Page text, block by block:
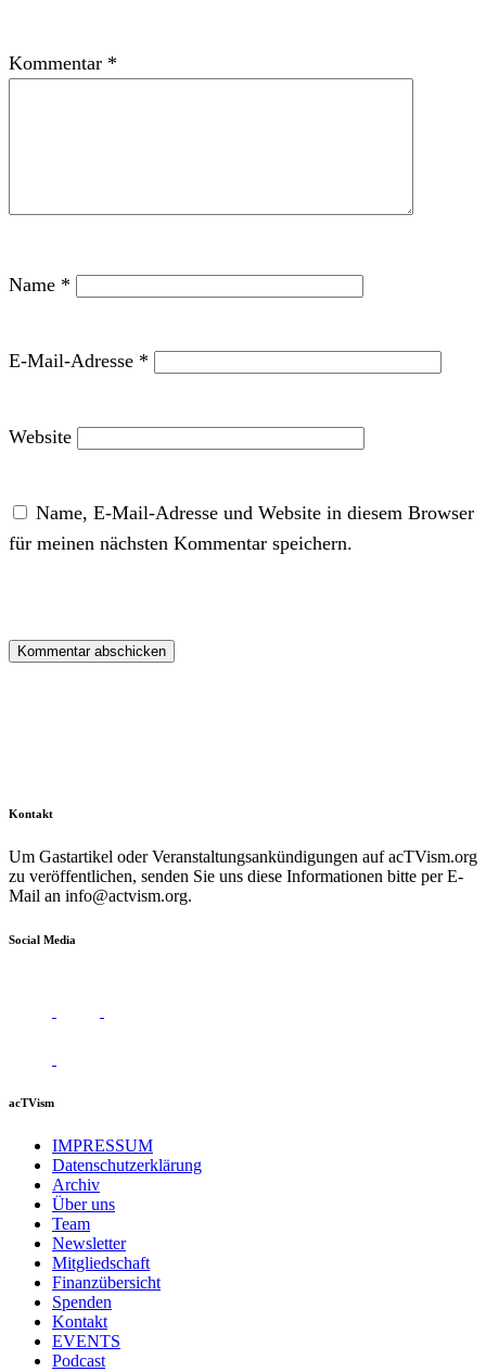
Kommentar *
Name *
E-Mail-Adresse *
Website
Name, E-Mail-Adresse und Website in diesem Browser
für meinen nächsten Kommentar speichern.
Kontakt
Um Gastartikel oder Veranstaltungsankündigungen auf acTVism.org
zu veröffentlichen, senden Sie uns diese Informationen bitte per E-
Mail an info@actvism.org.
Social Media
acTVism
IMPRESSUM
Datenschutzerklärung
Archiv
Über uns
Team
Newsletter
Mitgliedschaft
Finanzübersicht
Spenden
Kontakt
EVENTS
Podcast